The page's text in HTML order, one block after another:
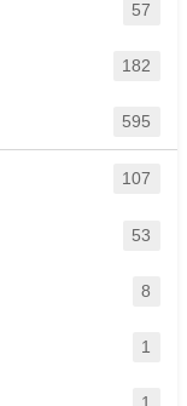
57
182
595
107
53
8
1
1